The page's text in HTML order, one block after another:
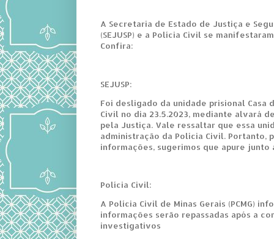
A Secretaria de Estado de Justiça e
(SEJUSP) e a Polícia Civil se
Confira:
SEJUSP:
Foi desligado da unidade prisional Casa
Civil no dia 23.5.2023, mediante alvará
pela Justiça. Vale ressaltar que essa
administração da Polícia Civil. Portanto,
informações, sugerimos que apure junto
Polícia Civil:
A Polícia Civil de Minas Gerais (PCMG)
informações serão repassadas após a
investigativos